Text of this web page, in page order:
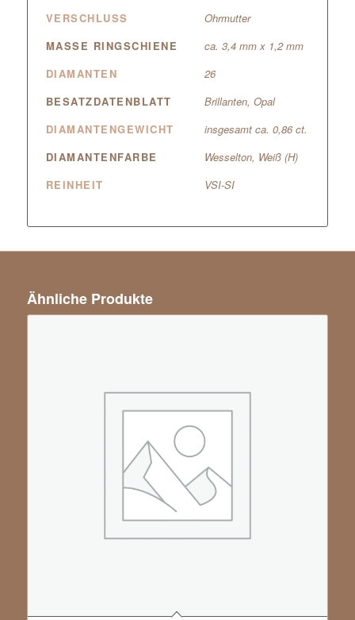
VERSCHLUSS
Ohrmutter
MASSE RINGSCHIENE
ca. 3,4 mm x 1,2 mm
DIAMANTEN
26
BESATZDATENBLATT
Brillanten, Opal
DIAMANTENGEWICHT
insgesamt ca. 0,86 ct.
DIAMANTENFARBE
Wesselton, Weiß (H)
REINHEIT
VSI-SI
Ähnliche Produkte